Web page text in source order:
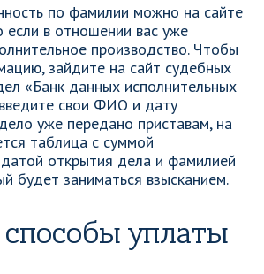
по фамилии можно на сайте
в отношении вас уже
производство. Чтобы
зайдите на сайт судебных
«Банк данных исполнительных
свои ФИО и дату
уже передано приставам, на
таблица с суммой
открытия дела и фамилией
будет заниматься взысканием.
уплаты